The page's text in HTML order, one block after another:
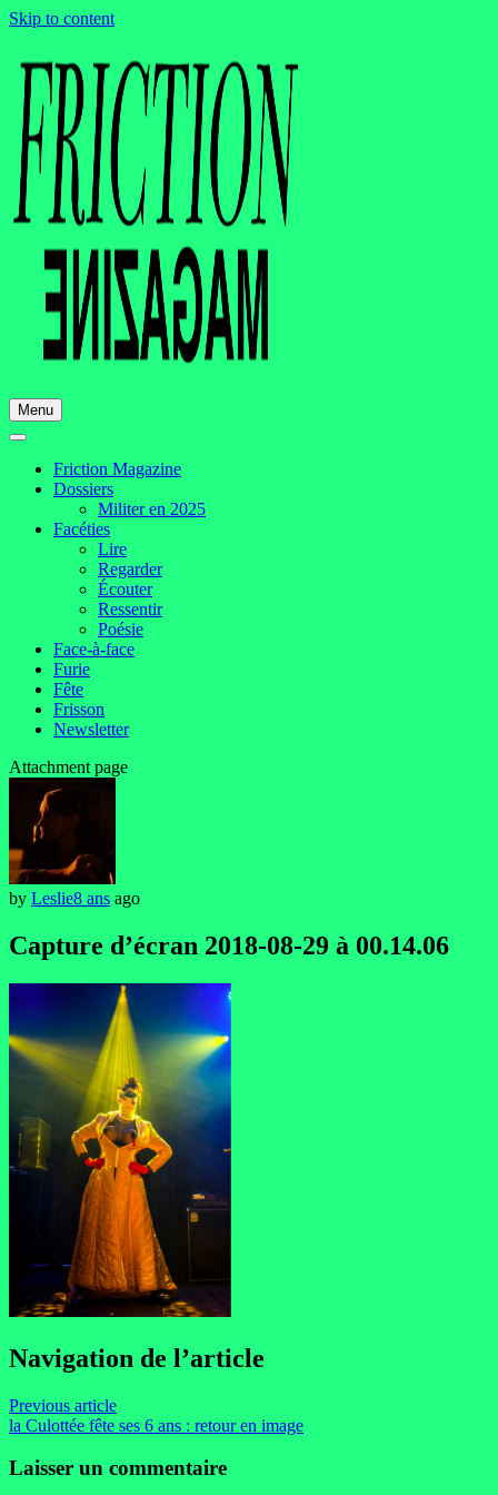
Skip to content
Menu
Friction Magazine
Dossiers
Militer en 2025
Facéties
Lire
Regarder
Écouter
Ressentir
Poésie
Face-à-face
Furie
Fête
Frisson
Newsletter
Attachment page
by Leslie8 ans ago
Capture d’écran 2018-08-29 à 00.14.06
Navigation de l’article
Previous article
la Culottée fête ses 6 ans : retour en image
Laisser un commentaire